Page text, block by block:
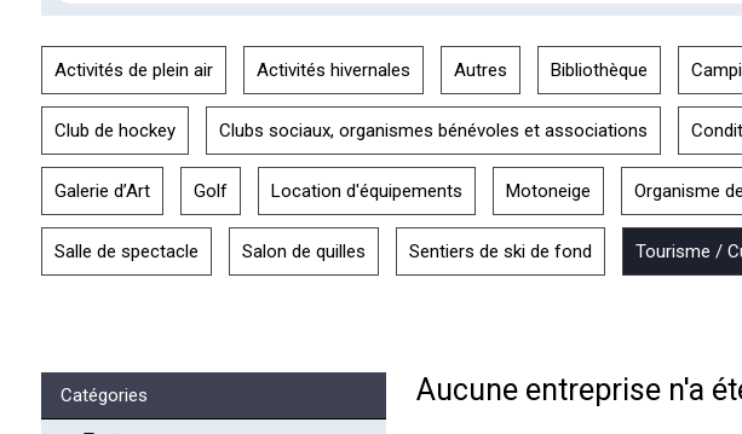
Activités de plein air Activités hivernales Autres Bibliothèque
Club de hockey Clubs sociaux, organismes bénévoles et associations
Galerie d’Art Golf Location d'équipements Motoneige Organisme
Salle de spectacle Salon de quilles Sentiers de ski de fond Tourisme /
Catégories Aucune entreprise n'a